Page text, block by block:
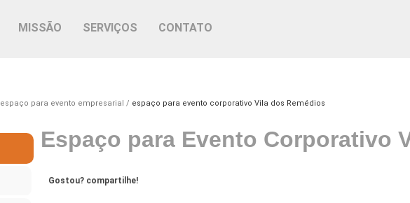
MISSÃO SERVIÇOS CONTATO
espaço para evento empresarial espaço para evento corporativo Vila dos Remédios
Espaço para Evento Corporativo
Gostou? compartilhe!